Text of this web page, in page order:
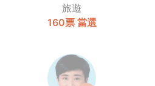
旅遊
160票 當選